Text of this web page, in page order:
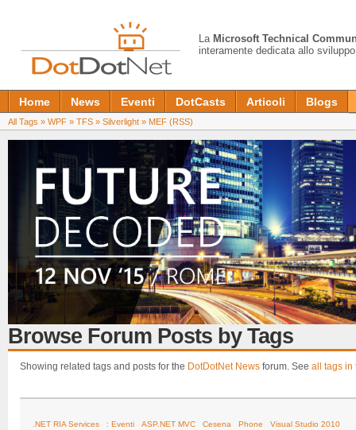
La Microsoft Technical
interamente dedicata allo
Home News Eventi DotCasts Articoli Blogs
All Tags » WPF » TFS » Silverlight » MEF (RSS)
Browse Forum Posts by Tags
Showing related tags and posts for the DotDotNet News forum. See all tags in
.NET RIA Services : Eventi ASP.NET MVC Cesena Phone Visual Studio 2010